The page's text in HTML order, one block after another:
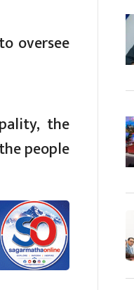
oversee
the
people